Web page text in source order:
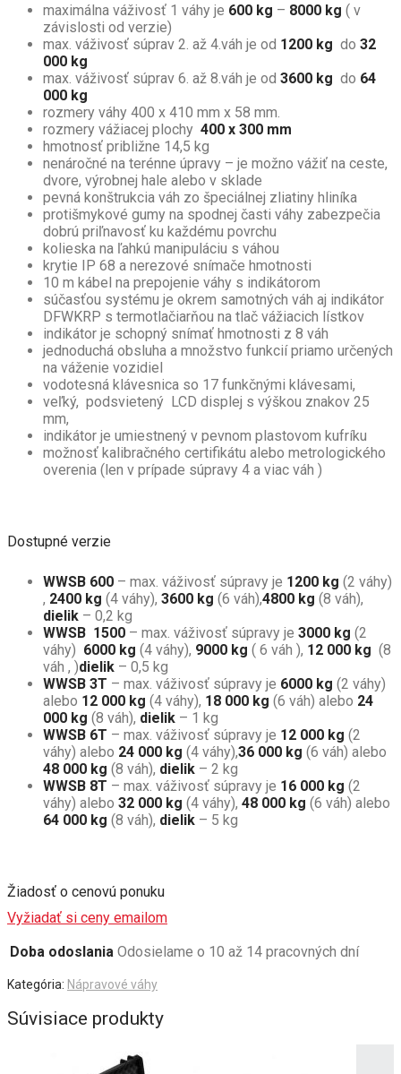
maximálna váživosť 1 váhy je 600 kg – 8000 kg ( v
závislosti od verzie)
max. váživosť súprav 2. až 4.váh je od 1200 kg do 32
000 kg
max. váživosť súprav 6. až 8.váh je od 3600 kg do 64
000 kg
rozmery váhy 400 x 410 mm x 58 mm.
rozmery vážiacej plochy 400 x 300 mm
hmotnosť približne 14,5 kg
nenáročné na terénne úpravy – je možno vážiť na ceste,
dvore, výrobnej hale alebo v sklade
pevná konštrukcia váh zo špeciálnej zliatiny hliníka
protišmykové gumy na spodnej časti váhy zabezpečia
dobrú priľnavosť ku každému povrchu
kolieska na ľahkú manipuláciu s váhou
krytie IP 68 a nerezové snímače hmotnosti
10 m kábel na prepojenie váhy s indikátorom
súčasťou systému je okrem samotných váh aj indikátor
DFWKRP s termotlačiarňou na tlač vážiacich lístkov
indikátor je schopný snímať hmotnosti z 8 váh
jednoduchá obsluha a množstvo funkcií priamo určených
na váženie vozidiel
vodotesná klávesnica so 17 funkčnými klávesami,
veľký, podsvietený LCD displej s výškou znakov 25
mm,
indikátor je umiestnený v pevnom plastovom kufríku
možnosť kalibračného certifikátu alebo metrologického
overenia (len v prípade súpravy 4 a viac váh )
Dostupné verzie
WWSB 600 – max. váživosť súpravy je 1200 kg (2 váhy)
, 2400 kg (4 váhy), 3600 kg (6 váh),4800 kg (8 váh),
dielik – 0,2 kg
WWSB 1500 – max. váživosť súpravy je 3000 kg (2
váhy) 6000 kg (4 váhy), 9000 kg ( 6 váh ), 12 000 kg (8
váh , )dielik – 0,5 kg
WWSB 3T – max. váživosť súpravy je 6000 kg (2 váhy)
alebo 12 000 kg (4 váhy), 18 000 kg (6 váh) alebo 24
000 kg (8 váh), dielik – 1 kg
WWSB 6T – max. váživosť súpravy je 12 000 kg (2
váhy) alebo 24 000 kg (4 váhy),36 000 kg (6 váh) alebo
48 000 kg (8 váh), dielik – 2 kg
WWSB 8T – max. váživosť súpravy je 16 000 kg (2
váhy) alebo 32 000 kg (4 váhy), 48 000 kg (6 váh) alebo
64 000 kg (8 váh), dielik – 5 kg
Žiadosť o cenovú ponuku
Vyžiadať si ceny emailom
Doba odoslania Odosielame o 10 až 14 pracovných dní
Kategória: Nápravové váhy
Súvisiace produkty